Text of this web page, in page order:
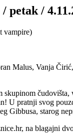
/
vampire)
Malus, Vanja
skupinom
U pratnji svog
Gibbusa, starog
na blagajni